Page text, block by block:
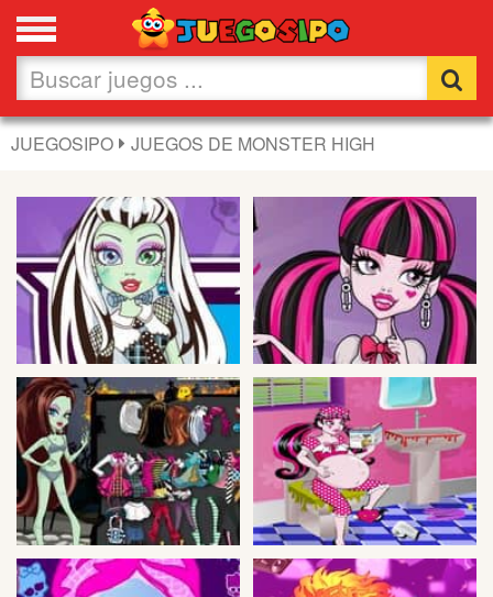
Favoritos
Nuevos
Carros
Acción
Chicas
Fútbol
Peleas
Deportes
JUEGOSIPO JUEGOS DE MONSTER HIGH